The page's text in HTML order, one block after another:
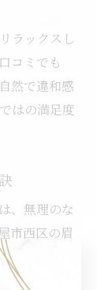
ラックスし
コミでも
然で違和感
はの満足度
、無理のな
市西区の眉
う眉毛の形
メイクも格